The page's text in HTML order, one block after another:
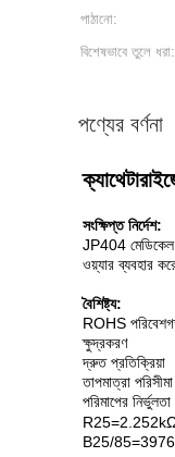
পাঠানো:
বিশেষভাবে তুলে ধরা:
পণ্যের বর্ণনা
সংক্ষিপ্ত নির্দেশ:
JP404 মেডিকেল
ওয়্যার ব্যবহার
বৈশিষ্ট্য:
ROHS
ক্ষুদ্রকরণ
দ্রুত প্রতিক্রিয়া
তাপমাত্রা
পরিমাপের
B25/